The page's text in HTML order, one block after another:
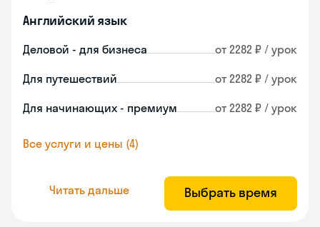
Английский язык
Деловой - для бизнеса от 2282 ₽ / урок
Для путешествий от 2282 ₽ / урок
Для начинающих - премиум от 2282 ₽ / урок
Все услуги и цены (4)
Читать дальше Выбрать время